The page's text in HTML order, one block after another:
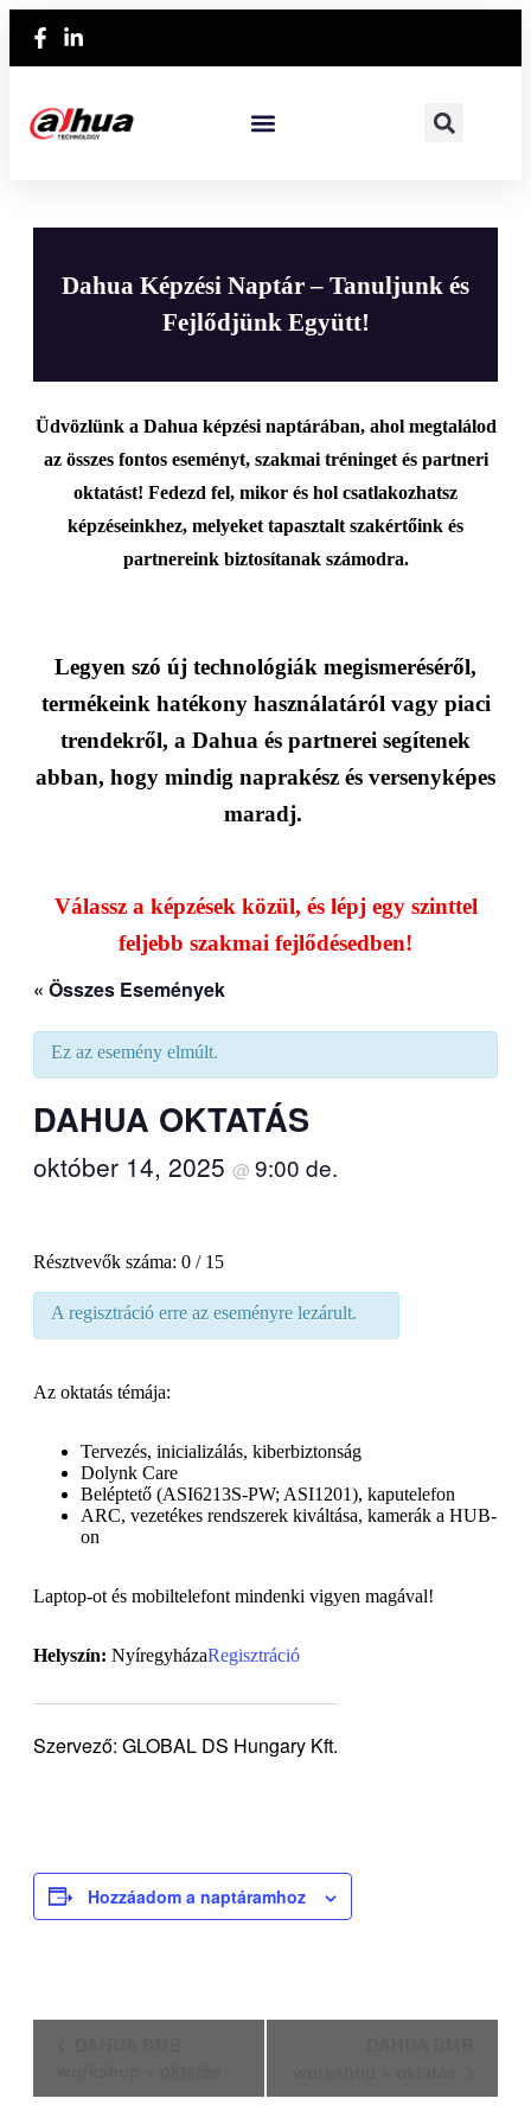
Dahua Képzési Naptár – Tanuljunk és
Fejlődjünk Együtt!
Üdvözlünk a Dahua képzési naptárában, ahol megtalálod
az összes fontos eseményt, szakmai tréninget és partneri
oktatást! Fedezd fel, mikor és hol csatlakozhatsz
képzéseinkhez, melyeket tapasztalt szakértőink és
partnereink biztosítanak számodra.
Legyen szó új technológiák megismeréséről,
termékeink hatékony használatáról vagy piaci
trendekről, a Dahua és partnerei segítenek
abban, hogy mindig naprakész és versenyképes
maradj.
Válassz a képzések közül, és lépj egy szinttel
feljebb szakmai fejlődésedben!
« Összes Események
Ez az esemény elmúlt.
DAHUA OKTATÁS
október 14, 2025 @ 9:00 de.
Résztvevők száma: 0 / 15
A regisztráció erre az eseményre lezárult.
Az oktatás témája:
Tervezés, inicializálás, kiberbiztonság
Dolynk Care
Beléptető (ASI6213S-PW; ASI1201), kaputelefon
ARC, vezetékes rendszerek kiváltása, kamerák a HUB-
on
Laptop-ot és mobiltelefont mindenki vigyen magával!
Helyszín: NyíregyházaRegisztráció
Szervező: GLOBAL DS Hungary Kft.
Hozzáadom a naptáramhoz